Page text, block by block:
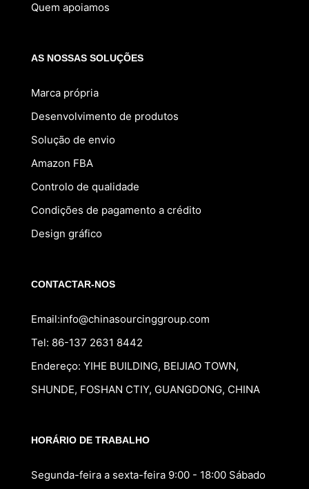
Quem apoiamos
AS NOSSAS SOLUÇÕES
Marca própria
Desenvolvimento de produtos
Solução de envio
Amazon FBA
Controlo de qualidade
Condições de pagamento a crédito
Design gráfico
CONTACTAR-NOS
Email:info@chinasourcinggroup.com
Tel: 86-137 2631 8442
Endereço: YIHE BUILDING, BEIJIAO TOWN,
SHUNDE, FOSHAN CTIY, GUANGDONG, CHINA
HORÁRIO DE TRABALHO
Segunda-feira a sexta-feira 9:00 - 18:00 Sábado
French